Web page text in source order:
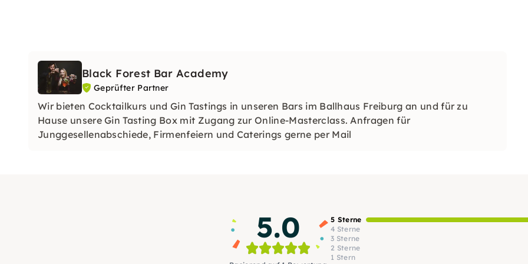
Black Forest Bar Academy
Geprüfter Partner
Wir bieten Cocktailkurs und Gin Tastings in unseren Bars im Ballhaus Freiburg an und für zu
Hause unsere Gin Tasting Box mit Zugang zur Online-Masterclass. Anfragen für
Junggesellenabschiede, Firmenfeiern und Caterings gerne per Mail
5.0 5 Sterne
4 Sterne
3 Sterne
2 Sterne
1 Stern